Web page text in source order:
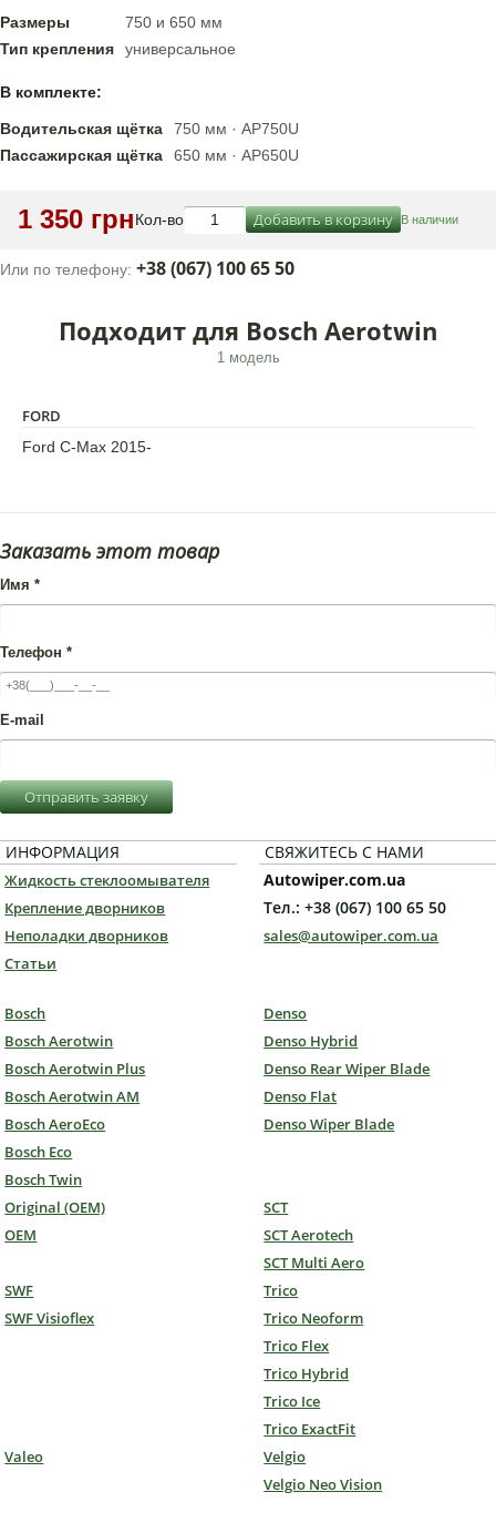
Размеры
750 и 650 мм
Тип крепления
универсальное
В комплекте:
Водительская щётка
750 мм · AP750U
Пассажирская щётка
650 мм · AP650U
1 350 грнКол-во Добавить в корзину В наличии
Или по телефону: +38 (067) 100 65 50
Подходит для Bosch Aerotwin
1 модель
FORD
Ford C-Max 2015-
Заказать этот товар
Имя *
Телефон *
E-mail
Отправить заявку
ИНФОРМАЦИЯ
Жидкость стеклоомывателя
Крепление дворников
Неполадки дворников
Статьи
СВЯЖИТЕСЬ С НАМИ
Autowiper.com.ua
Тел.: +38 (067) 100 65 50
sales@autowiper.com.ua
Bosch
Bosch Aerotwin
Bosch Aerotwin Plus
Bosch Aerotwin AM
Bosch AeroEco
Bosch Eco
Bosch Twin
Denso
Denso Hybrid
Denso Rear Wiper Blade
Denso Flat
Denso Wiper Blade
Original (OEM)
OEM
SCT
SCT Aerotech
SCT Multi Aero
SWF
SWF Visioflex
Trico
Trico Neoform
Trico Flex
Trico Hybrid
Trico Ice
Trico ExactFit
Valeo
Velgio
Velgio Neo Vision